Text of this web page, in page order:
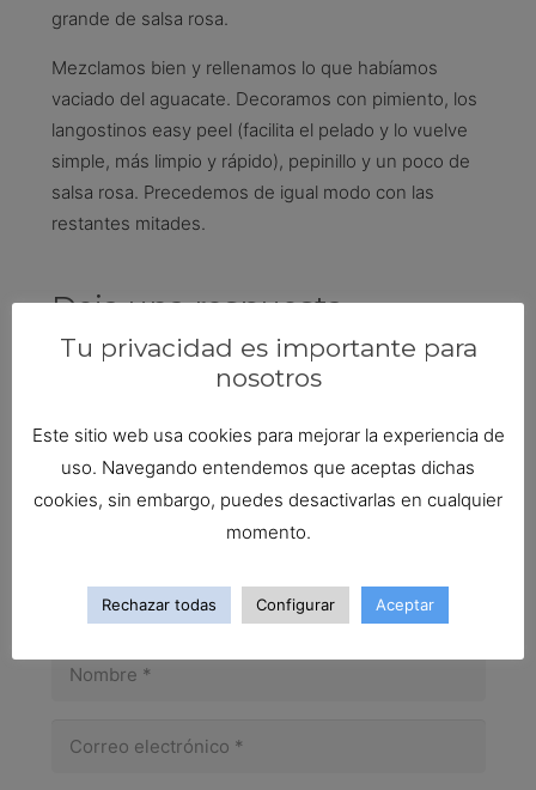
grande de salsa rosa.
Mezclamos bien y rellenamos lo que habíamos
vaciado del aguacate. Decoramos con pimiento, los
langostinos easy peel (facilita el pelado y lo vuelve
simple, más limpio y rápido), pepinillo y un poco de
salsa rosa. Precedemos de igual modo con las
restantes mitades.
Deja una respuesta
Tu dirección de correo electrónico no será
con*
Tu privacidad es importante para
nosotros
Este sitio web usa cookies para mejorar la experiencia de
uso. Navegando entendemos que aceptas dichas
cookies, sin embargo, puedes desactivarlas en cualquier
momento.
Rechazar todas Configurar Aceptar